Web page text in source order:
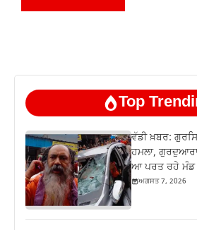
Top
ਵੱਡੀ ਖ਼ਬਰ:
ਹਮਲਾ,
ਆ ਪਰਤ ਰਹੇ ਮੰਡ
ਅਗਸਤ 7, 2026